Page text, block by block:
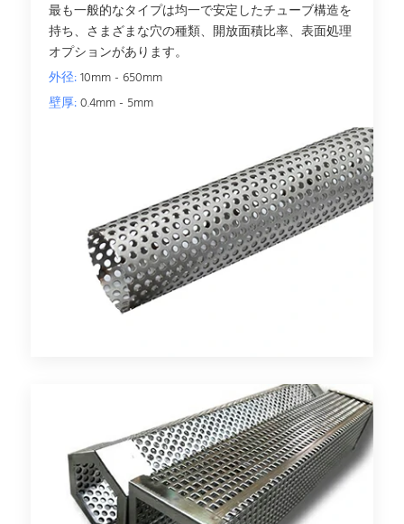
最も一般的なタイプは均一で安定したチューブ構造を
持ち、さまざまな穴の種類、開放面積比率、表面処理
オプションがあります。
外径:10mm - 650mm
壁厚:0.4mm - 5mm